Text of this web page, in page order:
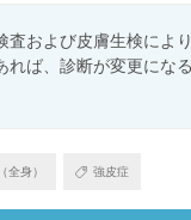
査および皮膚生検によ
れば、診断が変更にな
全身） 強皮症